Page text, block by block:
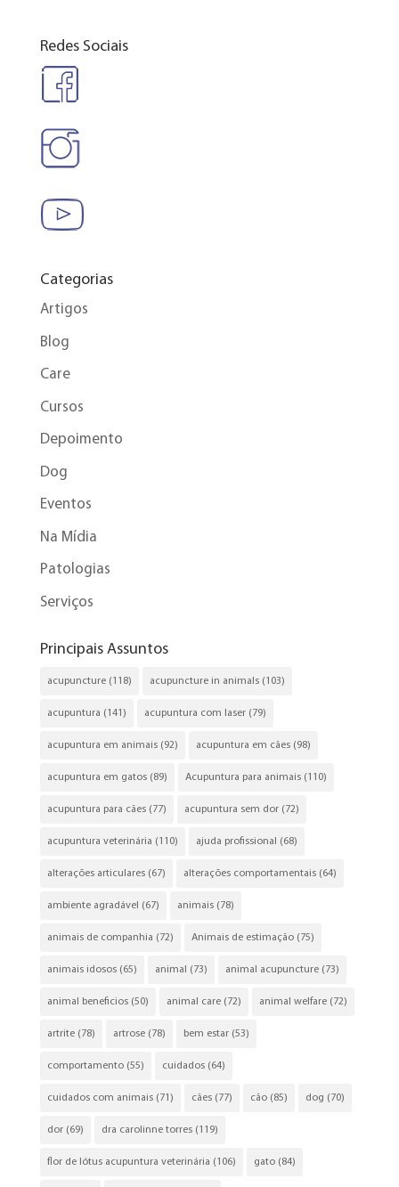
Redes Sociais
Categorias
Artigos
Blog
Care
Cursos
Depoimento
Dog
Eventos
Na Mídia
Patologias
Serviços
Principais Assuntos
acupuncture(118) acupuncture in animals(103)
acupuntura (141) acupuntura com laser(79)
acupuntura em animais(92) acupuntura em cães(98)
acupuntura em gatos(89) Acupuntura para animais(110)
acupuntura para cães(77) acupuntura sem dor(72)
acupuntura veterinária (110) ajuda profissional (68)
alterações articulares(67) alterações comportamentais(64)
ambiente agradável (67) animais(78)
animais de companhia (72) Animais de estimação(75)
animais idosos(65) animal (73) animal acupuncture(73)
animal beneficios(50) animal care(72) animal welfare(72)
artrite(78) artrose(78) bem estar(53)
comportamento(55) cuidados(64)
cuidados com animais(71) cães(77) cão(85) dog (70)
dor(69) dra carolinne torres(119)
flor de lótus acupuntura veterinária (106) gato(84)